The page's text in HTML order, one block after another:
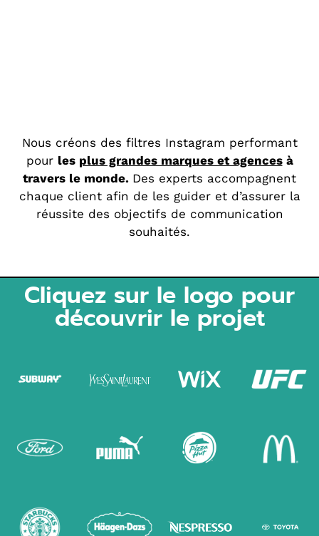
Nous créons des filtres Instagram performant
pour les plus grandes marques et agencesà
travers le monde. Des experts accompagnent
chaque client afin de les guider et d’assurer la
réussite des objectifs de communication
souhaités.
Cliquez sur le logo pour
découvrir le projet